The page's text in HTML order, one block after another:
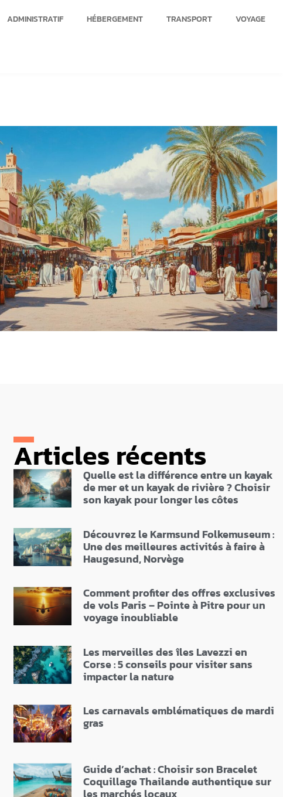
ADMINISTRATIF HÉBERGEMENT TRANSPORT VOYAGE
Articles récents
Quelle est la différence entre un kayak
de mer et un kayak de rivière ? Choisir
son kayak pour longer les côtes
Découvrez le Karmsund Folkemuseum :
Une des meilleures activités à faire à
Haugesund, Norvège
Comment profiter des offres exclusives
de vols Paris – Pointe à Pitre pour un
voyage inoubliable
Les merveilles des îles Lavezzi en
Corse : 5 conseils pour visiter sans
impacter la nature
Les carnavals emblématiques de mardi
gras
Guide d’achat : Choisir son Bracelet
Coquillage Thailande authentique sur